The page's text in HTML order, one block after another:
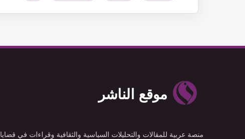
موقع الناشر
منصة عربية للمقالات والتحليلات السياسية والثقافية وقراءات في قضايا